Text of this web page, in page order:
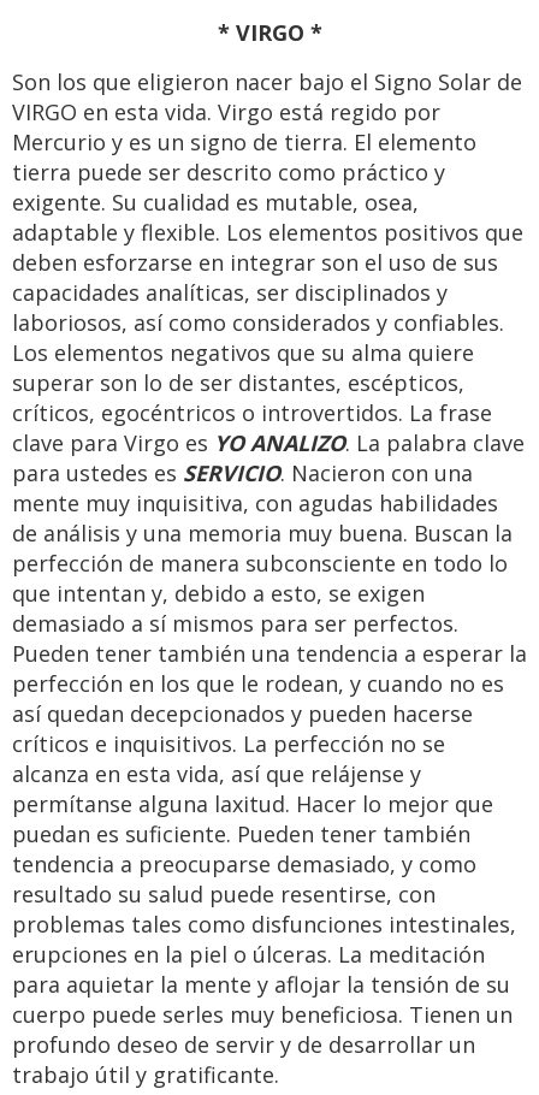
* VIRGO *
Son los que eligieron nacer bajo el Signo Solar de
VIRGO en esta vida. Virgo está regido por
Mercurio y es un signo de tierra. El elemento
tierra puede ser descrito como práctico y
exigente. Su cualidad es mutable, osea,
adaptable y flexible. Los elementos positivos que
deben esforzarse en integrar son el uso de sus
capacidades analíticas, ser disciplinados y
laboriosos, así como considerados y confiables.
Los elementos negativos que su alma quiere
superar son lo de ser distantes, escépticos,
críticos, egocéntricos o introvertidos. La frase
clave para Virgo es YO ANALIZO. La palabra clave
para ustedes es SERVICIO. Nacieron con una
mente muy inquisitiva, con agudas habilidades
de análisis y una memoria muy buena. Buscan la
perfección de manera subconsciente en todo lo
que intentan y, debido a esto, se exigen
demasiado a sí mismos para ser perfectos.
Pueden tener también una tendencia a esperar la
perfección en los que le rodean, y cuando no es
así quedan decepcionados y pueden hacerse
críticos e inquisitivos. La perfección no se
alcanza en esta vida, así que relájense y
permítanse alguna laxitud. Hacer lo mejor que
puedan es suficiente. Pueden tener también
tendencia a preocuparse demasiado, y como
resultado su salud puede resentirse, con
problemas tales como disfunciones intestinales,
erupciones en la piel o úlceras. La meditación
para aquietar la mente y aflojar la tensión de su
cuerpo puede serles muy beneficiosa. Tienen un
profundo deseo de servir y de desarrollar un
trabajo útil y gratificante.